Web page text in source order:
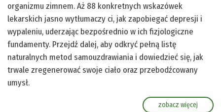
organizmu zimnem. Aż 88 konkretnych wskazówek
lekarskich jasno wytłumaczy ci, jak zapobiegać depresji i
wypaleniu, uderzając bezpośrednio w ich fizjologiczne
fundamenty. Przejdź dalej, aby odkryć pełną listę
naturalnych metod samouzdrawiania i dowiedzieć się, jak
trwale zregenerować swoje ciało oraz przebodźcowany
umysł.
zobacz więcej